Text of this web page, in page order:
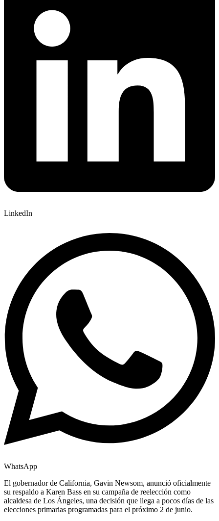
LinkedIn
WhatsApp
El gobernador de California, Gavin Newsom, anunció oficialmente
su respaldo a Karen Bass en su campaña de reelección como
alcaldesa de Los Ángeles, una decisión que llega a pocos días de las
elecciones primarias programadas para el próximo 2 de junio.